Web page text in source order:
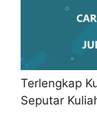
Terlengkap
Seputar